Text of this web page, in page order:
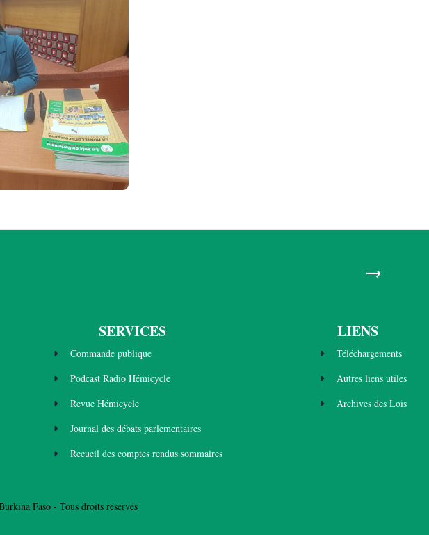
→
SERVICES
Commande publique
Podcast Radio Hémicycle
Revue Hémicycle
Journal des débats parlementaires
Recueil des comptes rendus sommaires
LIENS
Téléchargements
Autres liens utiles
Archives des Lois
Faso - Tous droits réservés